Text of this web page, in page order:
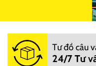
Tư đồ câu
24/7 Tư